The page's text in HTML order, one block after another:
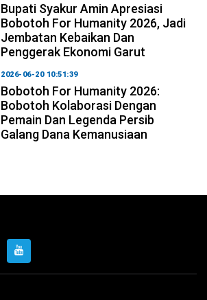
Bupati Syakur Amin Apresiasi
Bobotoh For Humanity 2026, Jadi
Jembatan Kebaikan Dan
Penggerak Ekonomi Garut
2026-06-20 10:51:39
Bobotoh For Humanity 2026:
Bobotoh Kolaborasi Dengan
Pemain Dan Legenda Persib
Galang Dana Kemanusiaan